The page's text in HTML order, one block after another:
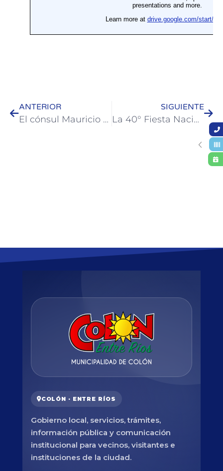
ANTERIOR
El cónsul Mauricio Rompani culmina su labor en Colón y fue recibido por José Luis Walser
SIGUIENTE
La 40° Fiesta Nacional de la Artesanía contará con el tradicional Patio de Tallistas
COLÓN · ENTRE RÍOS
Gobierno local, servicios, trámites,
información pública y comunicación
institucional para vecinos, visitantes e
instituciones de la ciudad.